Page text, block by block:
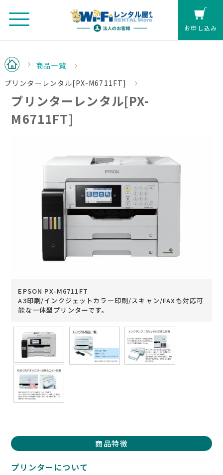
お申し込み
法人のお客さまマイページ
カート
個人の方(クレジットカード払い)
レンタル延長
お申し込み
info@rental-store.jp
平日 10:00-19:00 土日祝11:00-18:00
商品一覧
プリンターレンタル[PX-M6711FT]
プリンターレンタル[PX-
M6711FT]
EPSON PX-M6711FT
A3印刷/インクジェットカラー印刷/スキャン/FAXも対応可
能な一体型プリンターです。
商品特徴
プリンターについて